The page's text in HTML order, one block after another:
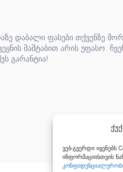
ვებ-გვერდი იყენებს
ინფორმაციისთვის
დაბალი ფასები თქვენზე
მაშტაბით არის უფასო.
გარანტია!